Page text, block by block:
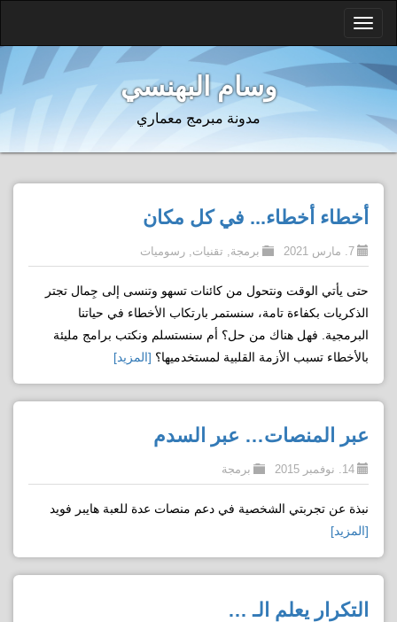
Toggle
navigation
وسام البهنسي
مدونة مبرمج معماري
أخطاء أخطاء... في كل مكان
7. مارس 2021 برمجة, تقنيات, رسوميات
حتى يأتي الوقت ونتحول من كائنات تسهو وتنسى إلى جِمال تجتر
الذكريات بكفاءة تامة، سنستمر بارتكاب الأخطاء في حياتنا
البرمجية. فهل هناك من حل؟ أم سنستسلم ونكتب برامج مليئة
بالأخطاء تسبب الأزمة القلبية لمستخدميها؟ [المزيد]
عبر المنصات… عبر السدم
14. نوفمبر 2015 برمجة
نبذة عن تجربتي الشخصية في دعم منصات عدة للعبة هايبر فويد
[المزيد]
التكرار يعلم الـ …